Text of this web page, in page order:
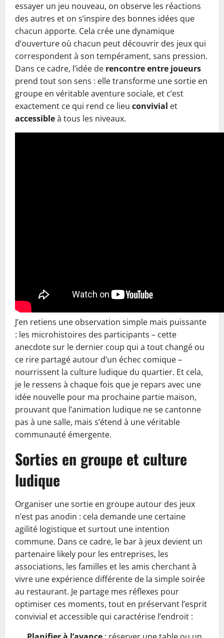
essayer un jeu nouveau, on observe les réactions
des autres et on s’inspire des bonnes idées que
chacun apporte. Cela crée une dynamique
d’ouverture où chacun peut découvrir des jeux qui
correspondent à son tempérament, sans pression.
Dans ce cadre, l’idée de rencontre entre joueurs
prend tout son sens : elle transforme une sortie en
groupe en véritable aventure sociale, et c’est
exactement ce qui rend ce lieu convivial et
accessibleà tous les niveaux.
J’en retiens une observation simple mais puissante
: les microhistoires des participants – cette
anecdote sur le dernier coup qui a tout changé ou
ce rire partagé autour d’un échec comique –
nourrissent la culture ludique du quartier. Et cela,
je le ressens à chaque fois que je repars avec une
idée nouvelle pour ma prochaine partie maison,
prouvant que l’animation ludique ne se cantonne
pas à une salle, mais s’étend à une véritable
communauté émergente.
Sorties en groupe et culture
ludique
Organiser une sortie en groupe autour des jeux
n’est pas anodin : cela demande une certaine
agilité logistique et surtout une intention
commune. Dans ce cadre, le bar à jeux devient un
partenaire likely pour les entreprises, les
associations, les familles et les amis cherchant à
vivre une expérience différente de la simple soirée
au restaurant. Je partage mes réflexes pour
optimiser ces moments, tout en préservant l’esprit
convivial et accessible qui caractérise l’endroit :